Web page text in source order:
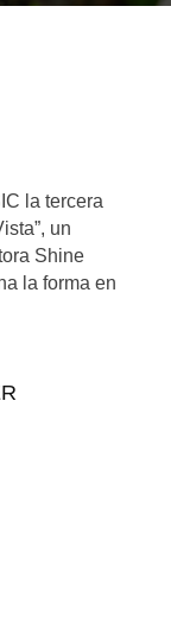
la tercera
un
Shine
la forma en